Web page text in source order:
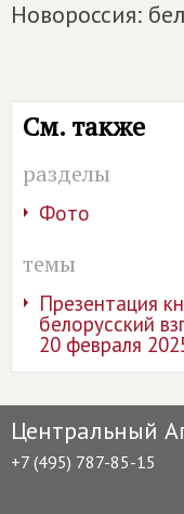
Новороссия:
См. также
разделы
Фото
темы
Презентация
белорусский
20 февраля
Центральный
+7 (495) 787-85-15